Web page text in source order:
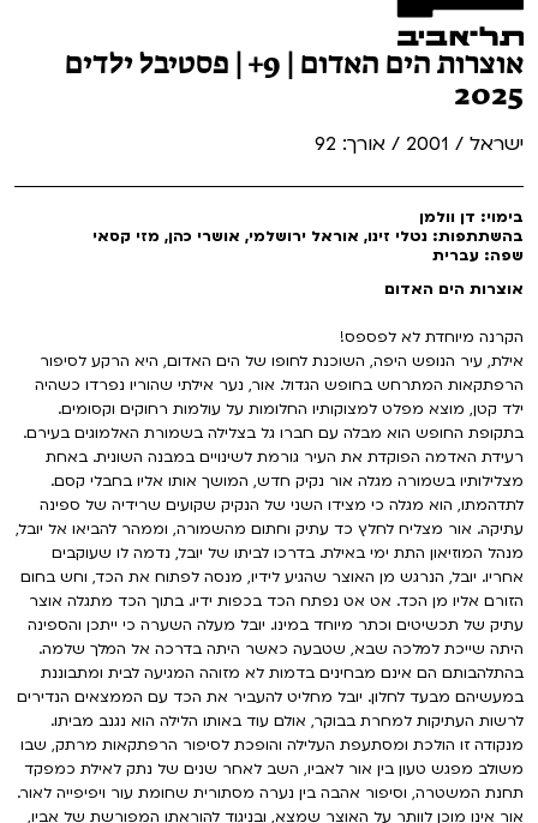
אוצרות הים האדום | 9+ | פסטיבל ילדים
2025
ישראל / 2001 / אורך: 92
בימוי: דן וולמן
בהשתתפות: נטלי זינו, אוראל ירושלמי, אושרי כהן, מזי קסאי
שפה: עברית
אוצרות הים האדום
הקרנה מיוחדת לא לפספס!
אילת, עיר הנופש היפה, השוכנת לחופו של הים האדום, היא הרקע לסיפור
הרפתקאות המתרחש בחופש הגדול. אור, נער אילתי שהוריו נפרדו כשהיה
ילד קטן, מוצא מפלט למצוקותיו החלומות על עולמות רחוקים וקסומים.
בתקופת החופש הוא מבלה עם חברו גל בצלילה בשמורת האלמוגים בעירם.
רעידת האדמה הפוקדת את העיר גורמת לשינויים במבנה השונית. באחת
מצלילותיו בשמורה מגלה אור נקיק חדש, המושך אותו אליו בחבלי קסם.
לתדהמתו, הוא מגלה כי מצידו השני של הנקיק שקועים שרידיה של ספינה
עתיקה. אור מצליח לחלץ כד עתיק וחתום מהשמורה, וממהר להביאו אל יובל,
מנהל המוזיאון התת ימי באילת. בדרכו לביתו של יובל, נדמה לו שעוקבים
אחריו. יובל, הנרגש מן האוצר שהגיע לידיו, מנסה לפתוח את הכד, וחש בחום
הזורם אליו מן הכד. אט אט נפתח הכד בכפות ידיו. בתוך הכד מתגלה אוצר
עתיק של תכשיטים וכתר מיוחד במינו. יובל מעלה השערה כי ייתכן והספינה
היתה שייכת למלכה שבא, שטבעה כאשר היתה בדרכה אל המלך שלמה.
בהתלהבותם הם אינם מבחינים בדמות לא מזוהה המגיעה לבית ומתבוננת
במעשיהם מבעד לחלון. יובל מחליט להעביר את הכד עם הממצאים הנדירים
לרשות העתיקות למחרת בבוקר, אולם עוד באותו הלילה הוא נגנב מביתו.
מנקודה זו הולכת ומסתעפת העלילה והופכת לסיפור הרפתקאות מרתק, שבו
משולב מפגש טעון בין אור לאביו, השב לאחר שנים של נתק לאילת כמפקד
תחנת המשטרה, וסיפור אהבה בין נערה מסתורית שחומת עור ויפיפייה לאור.
אור אינו מוכן לוותר על האוצר שמצא, ובניגוד להוראתו המפורשת של אביו,